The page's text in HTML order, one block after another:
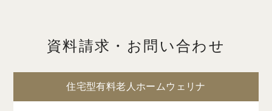
資料請求・お問い合わせ
住宅型有料老人ホームウェリナ